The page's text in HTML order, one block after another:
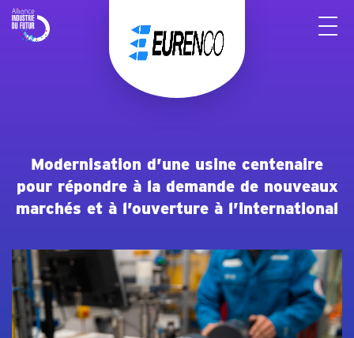
Modernisation d’une usine centenaire
pour répondre à la demande de nouveaux
marchés et à l’ouverture à l’international
Panneau de gestion des cookies